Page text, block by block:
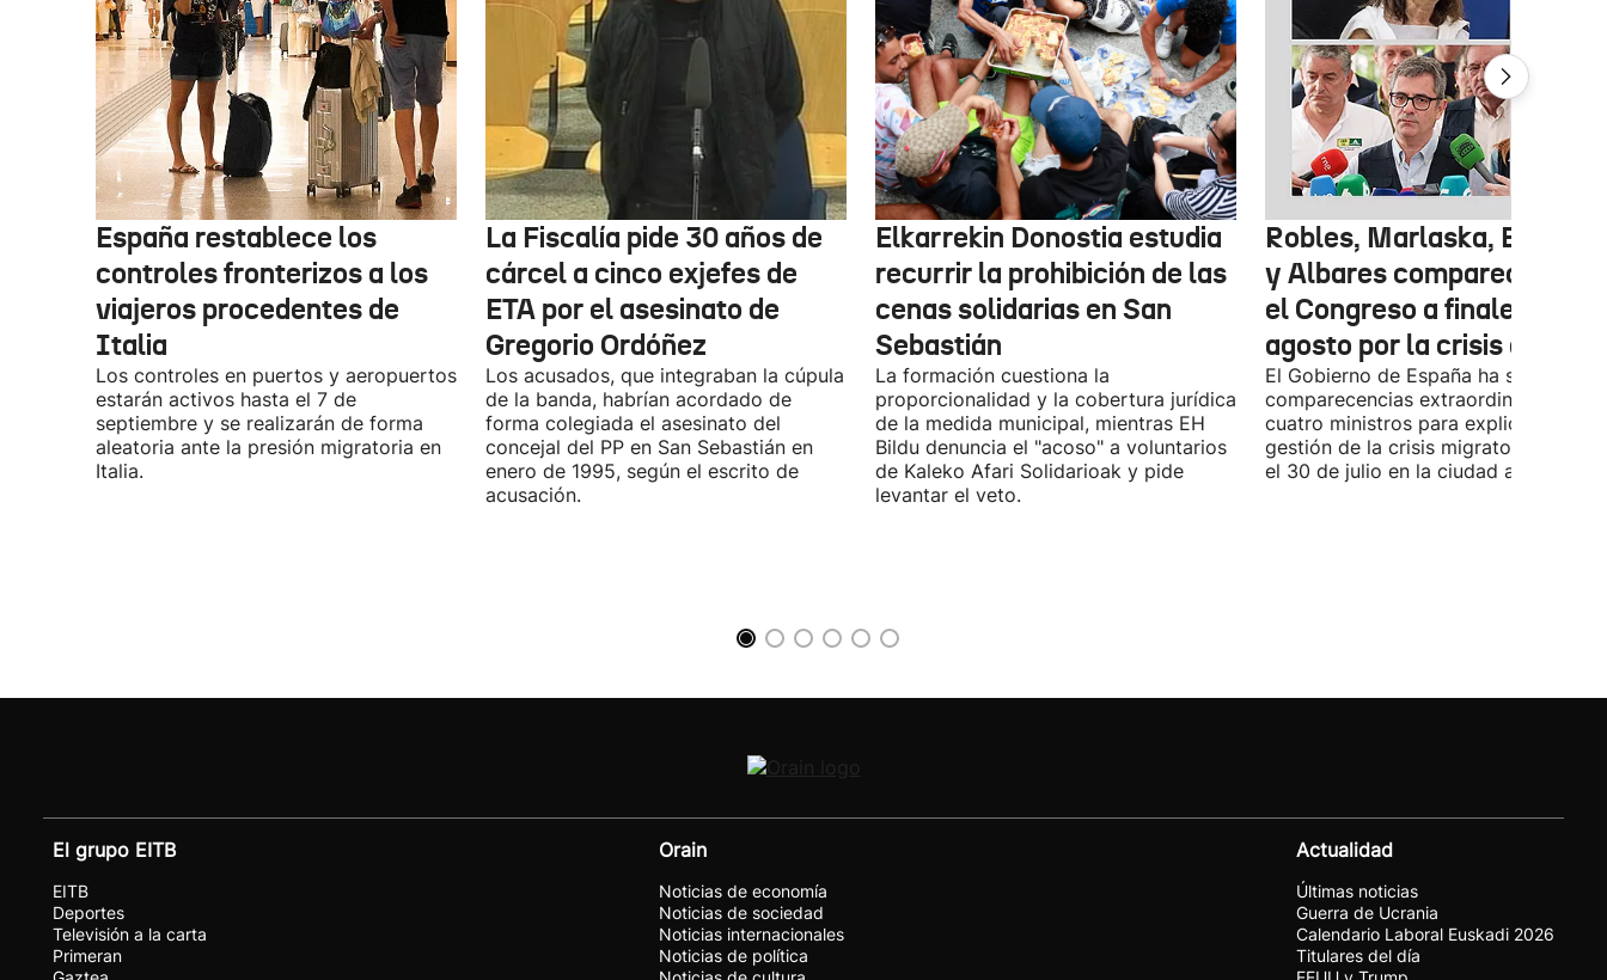
España restablece los
controles fronterizos a los
viajeros procedentes de
Italia
Los controles en puertos y aeropuertos
estarán activos hasta el 7 de
septiembre y se realizarán de forma
aleatoria ante la presión migratoria en
Italia.
La Fiscalía pide 30 años de
cárcel a cinco exjefes de
ETA por el asesinato de
Gregorio Ordóñez
Los acusados, que integraban la cúpula
de la banda, habrían acordado de
forma colegiada el asesinato del
concejal del PP en San Sebastián en
enero de 1995, según el escrito de
acusación.
Elkarrekin Donostia estudia
recurrir la prohibición de las
cenas solidarias en San
Sebastián
La formación cuestiona la
proporcionalidad y la cobertura jurídica
de la medida municipal, mientras EH
Bildu denuncia el "acoso" a voluntarios
de Kaleko Afari Solidarioak y pide
levantar el veto.
Robles, Marlaska, Bolaños
y Albares comparecerán
el Congreso a finales de
agosto por la crisis de
El Gobierno de España ha solicitado
comparecencias extraordinarias de
cuatro ministros para explicar la
gestión de la crisis migratoria
el 30 de julio en la ciudad autónoma.
El grupo EITB
EITB
Deportes
Televisión a la carta
Primeran
Orain
Noticias de economía
Noticias de sociedad
Noticias internacionales
Noticias de política
Actualidad
Últimas noticias
Guerra de Ucrania
Calendario Laboral Euskadi 2026
Titulares del día